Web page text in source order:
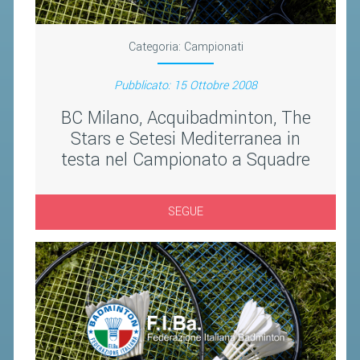
Categoria: Campionati
Pubblicato: 15 Ottobre 2008
BC Milano, Acquibadminton, The
Stars e Setesi Mediterranea in
testa nel Campionato a Squadre
SEGUE
VOLA CON NOI
CORSI
MATERIALE DIDATTICO
DOCUMENTAZIONE E RICERCA
CONVENZIONI UNIVERSITÀ
DOCENTI FORMATORI
(D)ISTANTI DI B@DMINTON
FEDERAZIONE TRASPARENTE
AMMISSIONE, AFFILIAZIONE E
REVOCA DI SOCIETÀ, ASSOCIAZIONI
E TESSERATI